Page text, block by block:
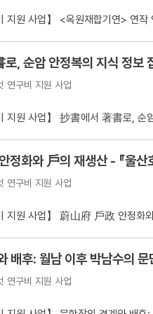
지원 사업】 <옥원재합기연> 연
, 순암 안정복의 지식 정보
연구비 지원 사업
지원 사업】 抄書에서 著書로,
화와 戶의 재생산 - 『울산
연구비 지원 사업
지원 사업】 蔚山府 戶政 안정화
배후: 월남 이후 박남수의 문
연구비 지원 사업